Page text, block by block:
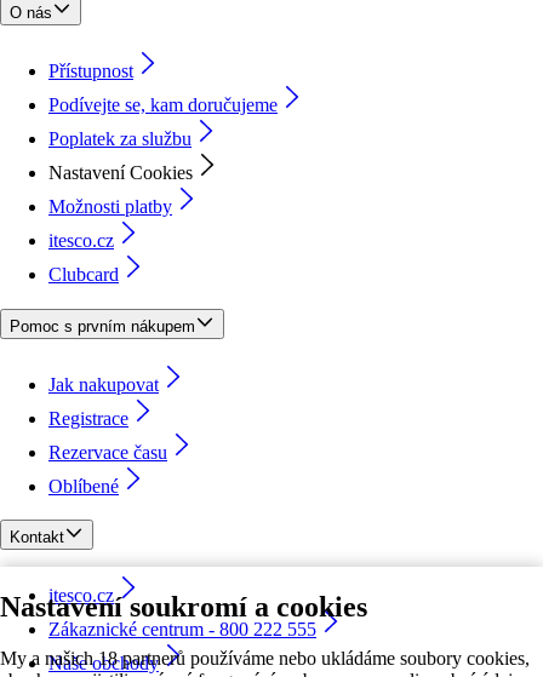
Nastavení soukromí a cookies
My a našich 18 partnerů používáme nebo ukládáme soubory cookies,
O nás
Přístupnost
Podívejte se, kam doručujeme
Poplatek za službu
Nastavení Cookies
Možnosti platby
itesco.cz
Clubcard
Pomoc s prvním nákupem
Jak nakupovat
Registrace
Rezervace času
Oblíbené
Kontakt
itesco.cz
Zákaznické centrum - 800 222 555
Naše obchody